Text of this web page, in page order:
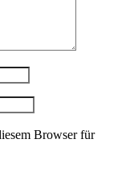
Browser für